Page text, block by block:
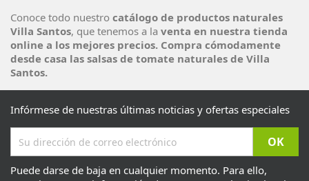
Conoce todo nuestro catálogo de productos naturales
Villa Santos, que tenemos a la venta en nuestra tienda
online a los mejores precios. Compra cómodamente
desde casa las salsas de tomate naturales de Villa
Santos.
Infórmese de nuestras últimas noticias y ofertas especiales
Puede darse de baja en cualquier momento. Para ello,